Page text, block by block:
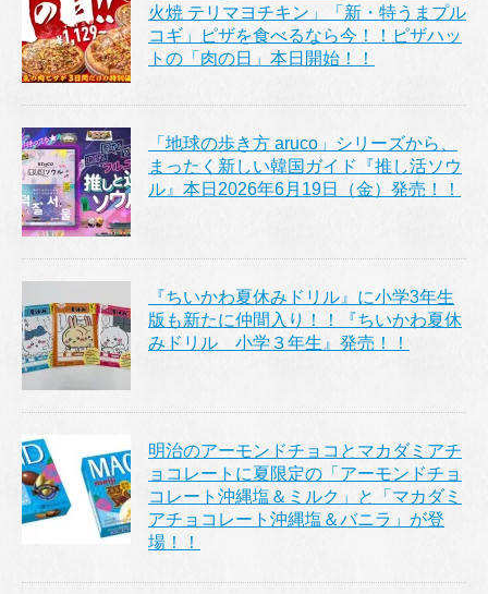
火焼 テリマヨチキン」「新・特うまプル
コギ」ピザを食べるなら今！！ピザハッ
トの「肉の日」本日開始！！
「地球の歩き方 aruco」シリーズから、
まったく新しい韓国ガイド『推し活ソウ
ル』本日2026年6月19日（金）発売！！
『ちいかわ夏休みドリル』に小学3年生
版も新たに仲間入り！！『ちいかわ夏休
みドリル 小学３年生』発売！！
明治のアーモンドチョコとマカダミアチ
ョコレートに夏限定の「アーモンドチョ
コレート沖縄塩＆ミルク」と「マカダミ
アチョコレート沖縄塩＆バニラ」が登
場！！